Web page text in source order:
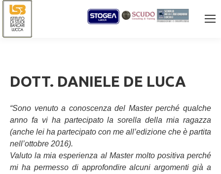
DOTT. DANIELE DE LUCA
“Sono venuto a conoscenza del Master perché qualche
anno fa vi ha partecipato la sorella della mia ragazza
(anche lei ha partecipato con me all’edizione che è partita
nell’ottobre 2016).
Valuto la mia esperienza al Master molto positiva perché
mi ha permesso di approfondire alcuni argomenti già a